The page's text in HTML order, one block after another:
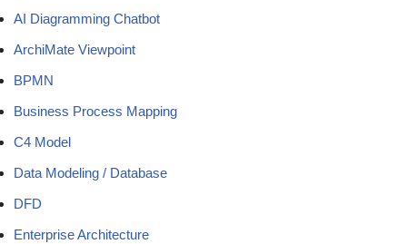
AI Diagramming Chatbot
ArchiMate Viewpoint
BPMN
Business Process Mapping
C4 Model
Data Modeling / Database
DFD
Enterprise Architecture